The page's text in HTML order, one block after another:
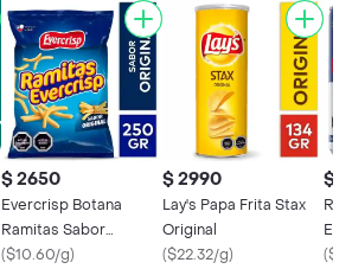
$ 2650
Evercrisp Botana
Ramitas Sabor
Original
($10.60/g)
$ 2990
Lay's Papa Frita Stax
Original
($22.32/g)
$
x
(